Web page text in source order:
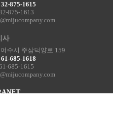
32-875-1615
875-1613
사
수시 주삼덕양로 159
61-685-1618
685-1615